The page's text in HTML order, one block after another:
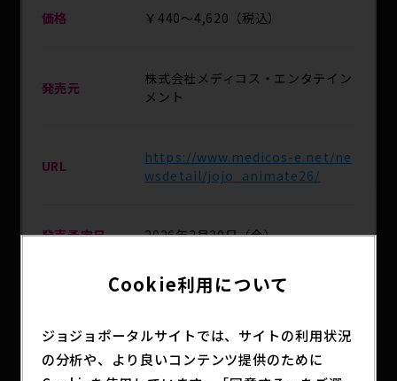
価格 ￥440～4,620（税込）
発売元
株式会社メディコス・エンタテイン
メント
URL
https://www.medicos-e.net/ne
wsdetail/jojo_animate26/
発売予定日 2026年2月20日（金）
アニメイト対象店舗 / MEDICOS ON
アニメグッズ
Cookie利用について
ジョジョポータルサイトでは、サイトの利用状況
の分析や、より良いコンテンツ提供のために